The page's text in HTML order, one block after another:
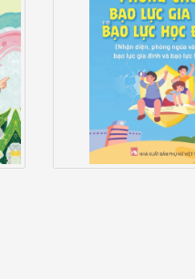
Dạy Con Phòng
Lực Gia Đình Và
Đường